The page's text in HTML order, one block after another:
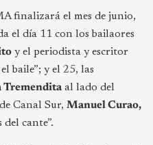
finalizará el mes de junio,
el día 11 con los bailaores
y el periodista y escritor
baile”; y el 25, las
Tremendita al lado del
Canal Sur, Manuel Curao,
cante”.